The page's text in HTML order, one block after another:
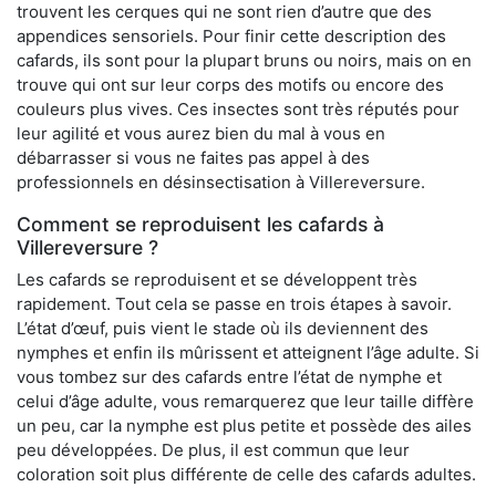
trouvent les cerques qui ne sont rien d’autre que des
appendices sensoriels. Pour finir cette description des
cafards, ils sont pour la plupart bruns ou noirs, mais on en
trouve qui ont sur leur corps des motifs ou encore des
couleurs plus vives. Ces insectes sont très réputés pour
leur agilité et vous aurez bien du mal à vous en
débarrasser si vous ne faites pas appel à des
professionnels en désinsectisation à Villereversure.
Comment se reproduisent les cafards à
Villereversure ?
Les cafards se reproduisent et se développent très
rapidement. Tout cela se passe en trois étapes à savoir.
L’état d’œuf, puis vient le stade où ils deviennent des
nymphes et enfin ils mûrissent et atteignent l’âge adulte. Si
vous tombez sur des cafards entre l’état de nymphe et
celui d’âge adulte, vous remarquerez que leur taille diffère
un peu, car la nymphe est plus petite et possède des ailes
peu développées. De plus, il est commun que leur
coloration soit plus différente de celle des cafards adultes.